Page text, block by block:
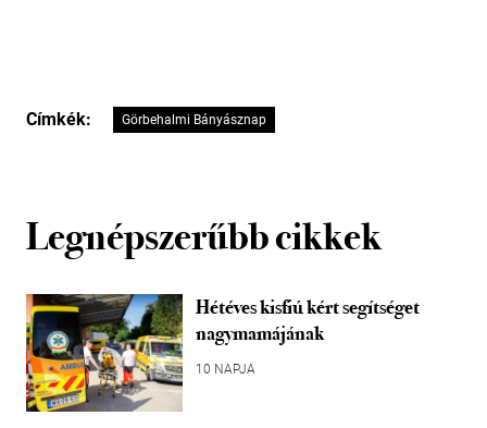
Címkék: Görbehalmi Bányásznap
Legnépszerűbb cikkek
Hétéves kisfiú kért segítséget
nagymamájának
10 NAPJA